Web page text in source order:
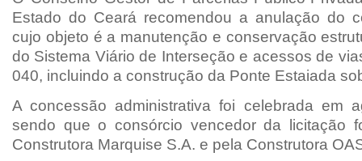
Estado do Ceará recomendou a anulação do
cujo objeto é a manutenção e conservação
do Sistema Viário de Interseção e acessos de
040, incluindo a construção da Ponte Estaiada
A concessão administrativa foi celebrada em
sendo que o consórcio vencedor da licitação
Construtora Marquise S.A. e pela Construtora